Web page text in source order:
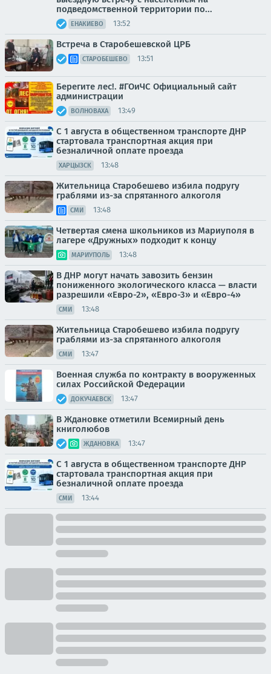
подведомственной территории по...
ЕНАКИЕВО 13:52
Встреча в Старобешевской ЦРБ
СТАРОБЕШЕВО 13:51
Берегите лес!. #ГОиЧС Официальный сайт
администрации
ВОЛНОВАХА 13:49
С 1 августа в общественном транспорте ДНР
стартовала транспортная акция при
безналичной оплате проезда
ХАРЦЫЗСК 13:48
Жительница Старобешево избила подругу
граблями из-за спрятанного алкоголя
СМИ 13:48
Четвертая смена школьников из Мариуполя в
лагере «Дружных» подходит к концу
МАРИУПОЛЬ 13:48
В ДНР могут начать завозить бензин
пониженного экологического класса — власти
разрешили «Евро-2», «Евро-3» и «Евро-4»
СМИ 13:48
Жительница Старобешево избила подругу
граблями из-за спрятанного алкоголя
СМИ 13:47
Военная служба по контракту в вооруженных
силах Российской Федерации
ДОКУЧАЕВСК 13:47
В Ждановке отметили Всемирный день
книголюбов
ЖДАНОВКА 13:47
С 1 августа в общественном транспорте ДНР
стартовала транспортная акция при
безналичной оплате проезда
СМИ 13:44